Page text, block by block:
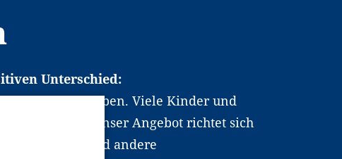
Unterschied:
Berufsleben. Viele Kinder und
dabei. Unser Angebot richtet sich
und andere